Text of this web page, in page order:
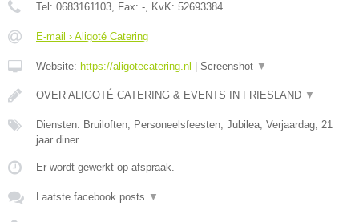
Tel: 0683161103, Fax: -, KvK: 52693384
E-mail › Aligoté Catering
Website: https://aligotecatering.nl Screenshot ▼
OVER ALIGOTÉ CATERING & EVENTS IN FRIESLAND ▼
Diensten: Bruiloften, Personeelsfeesten, Jubilea, Verjaardag, 21
jaar diner
Er wordt gewerkt op afspraak.
Laatste facebook posts ▼